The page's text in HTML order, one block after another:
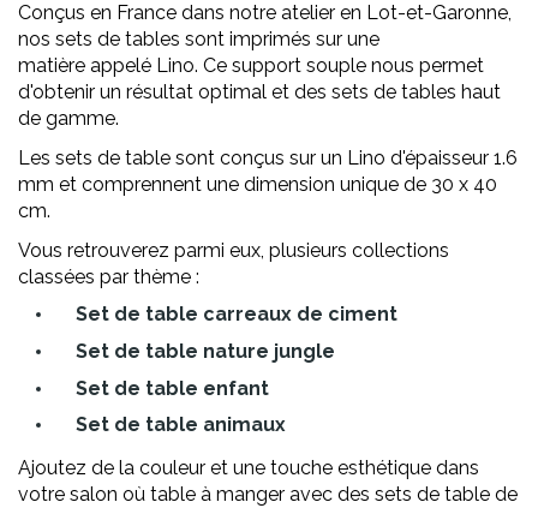
Conçus en France dans notre atelier en Lot-et-Garonne,
nos sets de tables sont imprimés sur une
matière appelé Lino. Ce support souple nous permet
d'obtenir un résultat optimal et des sets de tables haut
de gamme.
Les sets de table sont conçus sur un Lino d'épaisseur 1.6
mm et comprennent une dimension unique de 30 x 40
cm.
Vous retrouverez parmi eux, plusieurs collections
classées par thème :
Set de table carreaux de ciment
Set de table nature jungle
Set de table enfant
Set de table animaux
Ajoutez de la couleur et une touche esthétique dans
votre salon où table à manger avec des sets de table de